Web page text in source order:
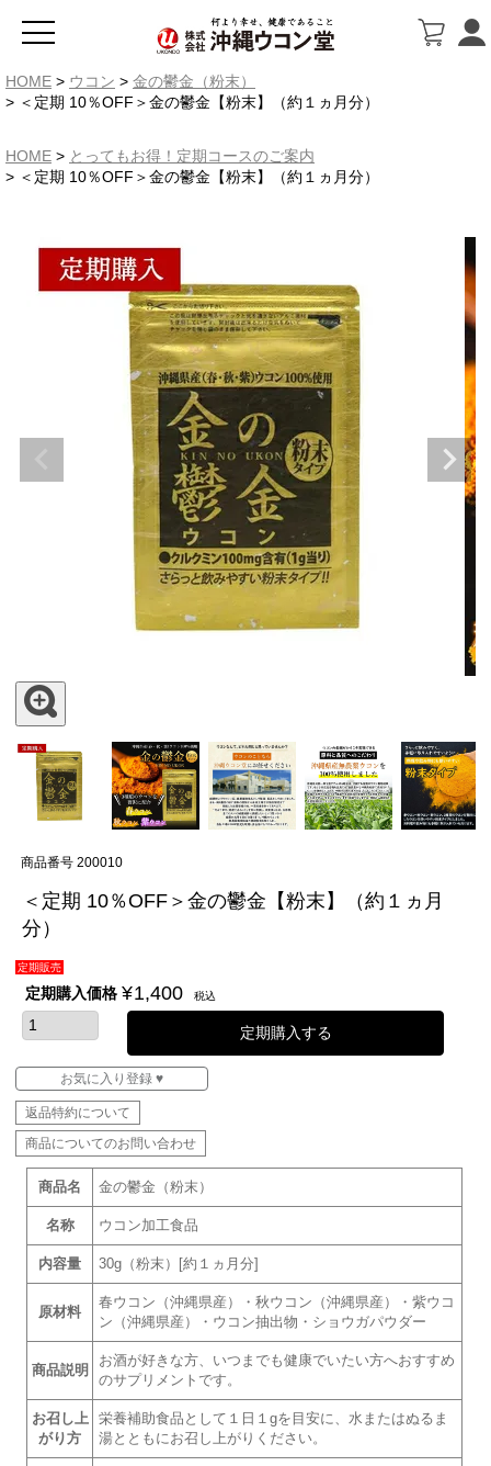
HOME ウコン
金の鬱金（粉末）
＜定期 10％OFF＞金の鬱金【粉末】（約１ヵ月分）
HOME
とってもお得！定期コースのご案内
＜定期 10％OFF＞金の鬱金【粉末】（約１ヵ月分）
商品番号 200010
＜定期 10％OFF＞金の鬱金【粉末】（約１ヵ月
分）
定期販売
定期購入価格 ¥1,400 税込
定期購入する
お気に入り登録 ♥
返品特約について
商品についてのお問い合わせ
商品名 金の鬱金（粉末）
名称 ウコン加工食品
内容量 30g（粉末）[約１ヵ月分]
原材料
春ウコン（沖縄県産）・秋ウコン（沖縄県産）・紫ウコ
ン（沖縄県産）・ウコン抽出物・ショウガパウダー
商品説明
お酒が好きな方、いつまでも健康でいたい方へおすすめ
のサプリメントです。
お召し上
がり方
栄養補助食品として１日１gを目安に、水またはぬるま
湯とともにお召し上がりください。